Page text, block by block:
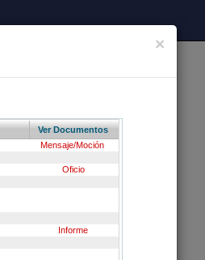
62
con móviles
×
Ver Documentos
Mensaje/Moción
Oficio
Informe